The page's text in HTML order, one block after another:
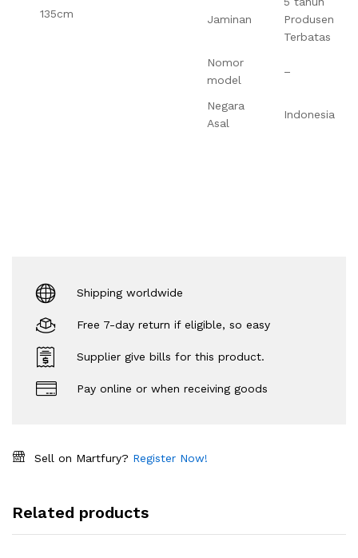
135cm
Jaminan
Produsen
Terbatas
Nomor
model
–
Negara
Asal
Indonesia
Shipping worldwide
Free 7-day return if eligible, so easy
Supplier give bills for this product.
Pay online or when receiving goods
Sell on Martfury? Register Now!
Related products